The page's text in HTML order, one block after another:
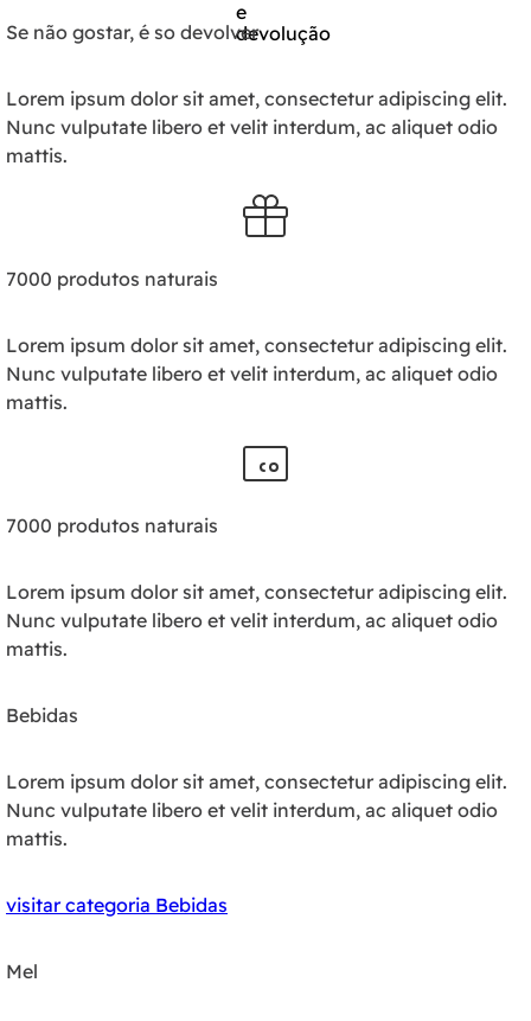
Se não gostar, é so devolver
Lorem ipsum dolor sit amet, consectetur adipiscing elit.
Nunc vulputate libero et velit interdum, ac aliquet odio
mattis.
7000 produtos naturais
Lorem ipsum dolor sit amet, consectetur adipiscing elit.
Nunc vulputate libero et velit interdum, ac aliquet odio
mattis.
7000 produtos naturais
Lorem ipsum dolor sit amet, consectetur adipiscing elit.
Nunc vulputate libero et velit interdum, ac aliquet odio
mattis.
Bebidas
Lorem ipsum dolor sit amet, consectetur adipiscing elit.
Nunc vulputate libero et velit interdum, ac aliquet odio
mattis.
visitar categoria Bebidas
Mel